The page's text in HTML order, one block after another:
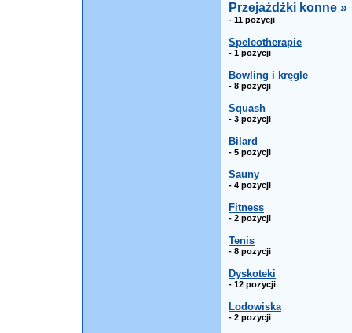
Przejażdżki konne »
- 11 pozycji
Speleotherapie
- 1 pozycji
Bowling i kręgle
- 8 pozycji
Squash
- 3 pozycji
Bilard
- 5 pozycji
Sauny
- 4 pozycji
Fitness
- 2 pozycji
Tenis
- 8 pozycji
Dyskoteki
- 12 pozycji
Lodowiska
- 2 pozycji